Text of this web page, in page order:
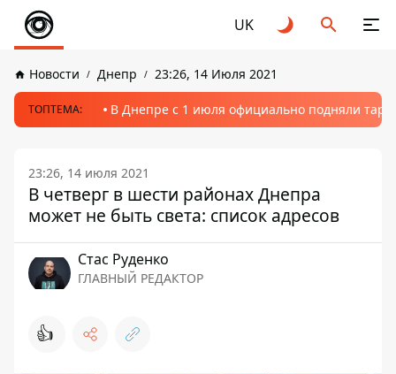
UK
Новости Днепр 23:26, 14 Июля 2021
ТОПТЕМА: В Днепре с 1 июля официально подняли
23:26, 14 июля 2021
В четверг в шести районах Днепра
может не быть света: список адресов
Стаc Руденко
ГЛАВНЫЙ РЕДАКТОР
👍